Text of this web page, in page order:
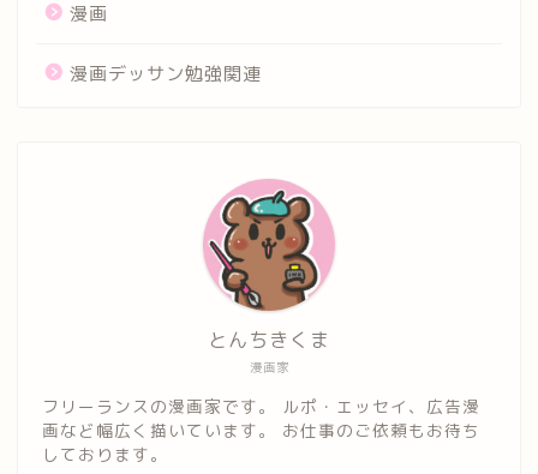
漫画
漫画デッサン勉強関連
漫画家
とんちきくま
フリーランスの漫画家です。 ルポ・エッセイ、広告漫
画など幅広く描いています。 お仕事のご依頼もお待ち
しております。
ホーム